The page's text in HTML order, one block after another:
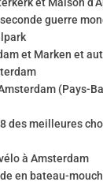
guerre
et Marken et
(Pays-
des meilleures
à Amsterdam
en bateau-